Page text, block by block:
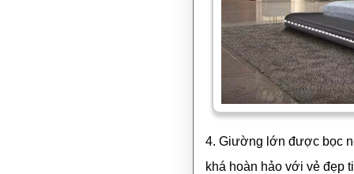
4. Giường lớn được bọc
khá hoàn hảo với vẻ đẹp